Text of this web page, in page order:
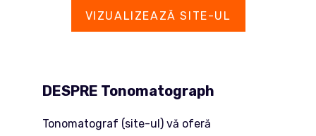
VIZUALIZEAZĂ SITE-UL
DESPRE Tonomatograph
Tonomatograf (site-ul) vă oferă